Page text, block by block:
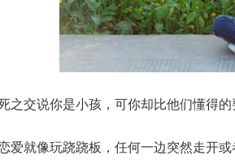
之交说你是小孩，可你却比他们懂得
爱就像玩跷跷板，任何一边突然走开